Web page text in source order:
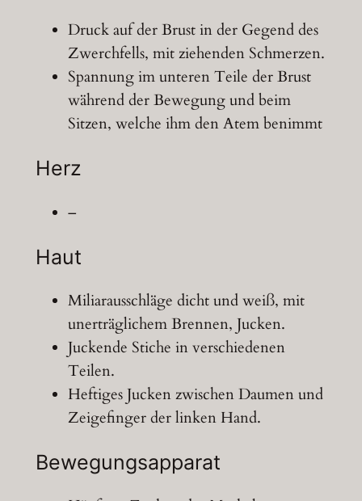
Druck auf der Brust in der Gegend des
Zwerchfells, mit ziehenden Schmerzen.
Spannung im unteren Teile der Brust
während der Bewegung und beim
Sitzen, welche ihm den Atem benimmt
Herz
–
Haut
Miliarausschläge dicht und weiß, mit
unerträglichem Brennen, Jucken.
Juckende Stiche in verschiedenen
Teilen.
Heftiges Jucken zwischen Daumen und
Zeigefinger der linken Hand.
Bewegungsapparat